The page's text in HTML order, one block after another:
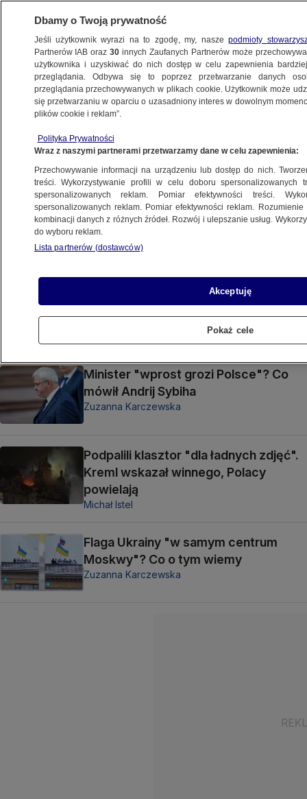
KONKRET24
WOJNA W UKRAINIE
FAŁSZ
Rodzice Zełenskiego, 11
milionów i akcja antykorupcyjna.
Tak działa "Matrioszka"
Zuzanna Karczewska
FAŁSZ
"Strzelamy w nocy - tak jak
zrobiliśmy to w Buczy". Co powiedział
Zełenski
Atak na rosyjską rafinerię i zdjęcie
Minister "wprost grozi Polsce"? Co
mówił Andrij Sybiha
Zuzanna Karczewska
Podpalili klasztor "dla ładnych zdjęć".
Kreml wskazał winnego, Polacy
powielają
Michał Istel
Flaga Ukrainy "w samym centrum
Moskwy"? Co o tym wiemy
Zuzanna Karczewska
Dbamy o Twoją prywatność
Jeśli użytkownik wyrazi na to zgodę, my, naszepodmioty
Partnerów IAB oraz30 innych Zaufanych Partnerów może
użytkownika i uzyskiwać do nich dostęp w celu zapewnienia
przeglądania. Odbywa się to poprzez przetwarzanie danych
przeglądania przechowywanych w plikach cookie. Użytkownik może
się przetwarzaniu w oparciu o uzasadniony interes w dowolnym
plików cookie i reklam”.
Polityka Prywatności
Wraz z naszymi partnerami przetwarzamy dane w celu zapewnienia:
Przechowywanie informacji na urządzeniu lub dostęp do nich.
treści. Wykorzystywanie profili w celu doboru spersonalizowanych
spersonalizowanych reklam. Pomiar efektywności treści.
spersonalizowanych reklam. Pomiar efektywności reklam.
kombinacji danych z różnych źródeł. Rozwój i ulepszanie usług.
do wyboru reklam.
Lista partnerów (dostawców)
Akceptuję
Pokaż cele